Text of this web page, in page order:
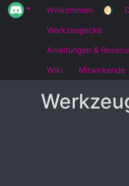
Willkommen 🌖
Werkzeugecke
Anleitungen &
Wiki
Mitwirkende